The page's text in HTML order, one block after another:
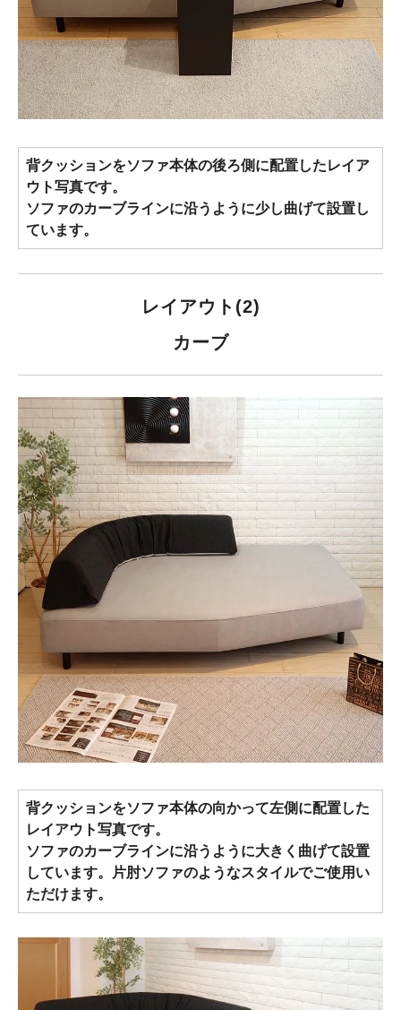
背クッションをソファ本体の後ろ側に配置したレイア
ウト写真です。
ソファのカーブラインに沿うように少し曲げて設置し
ています。
レイアウト(2)
カーブ
背クッションをソファ本体の向かって左側に配置した
レイアウト写真です。
ソファのカーブラインに沿うように大きく曲げて設置
しています。片肘ソファのようなスタイルでご使用い
ただけます。